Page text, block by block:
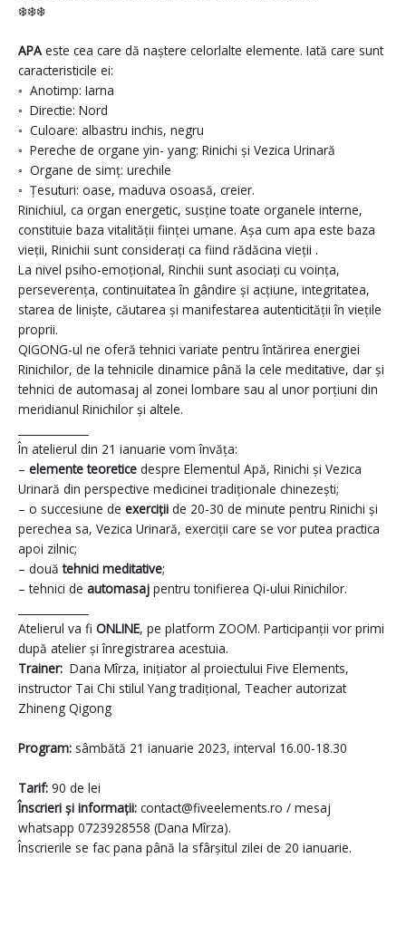
❄️❄️❄️
APA este cea care dă naștere celorlalte elemente. Iată care sunt
caracteristicile ei:
◦ Anotimp: Iarna
◦ Directie: Nord
◦ Culoare: albastru inchis, negru
◦ Pereche de organe yin- yang: Rinichi și Vezica Urinară
◦ Organe de simț: urechile
◦ Țesuturi: oase, maduva osoasă, creier.
Rinichiul, ca organ energetic, susține toate organele interne,
constituie baza vitalității ființei umane. Așa cum apa este baza
vieții, Rinichii sunt considerați ca fiind rădăcina vieții .
La nivel psiho-emoțional, Rinchii sunt asociați cu voința,
perseverența, continuitatea în gândire și acțiune, integritatea,
starea de liniște, căutarea și manifestarea autenticității în viețile
proprii.
QIGONG-ul ne oferă tehnici variate pentru întărirea energiei
Rinichilor, de la tehnicile dinamice până la cele meditative, dar și
tehnici de automasaj al zonei lombare sau al unor porțiuni din
meridianul Rinichilor și altele.
În atelierul din 21 ianuarie vom învăța:
– elemente teoretice despre Elementul Apă, Rinichi și Vezica
Urinară din perspective medicinei tradiționale chinezești;
– o succesiune de exerciții de 20-30 de minute pentru Rinichi și
perechea sa, Vezica Urinară, exerciții care se vor putea practica
apoi zilnic;
– douătehnici meditative;
– tehnici de automasaj pentru tonifierea Qi-ului Rinichilor.
Atelierul va fi ONLINE, pe platform ZOOM. Participanții vor primi
după atelier și înregistrarea acestuia.
Trainer: Dana Mîrza, inițiator al proiectului Five Elements,
instructor Tai Chi stilul Yang tradițional, Teacher autorizat
Zhineng Qigong
Program: sâmbătă 21 ianuarie 2023, interval 16.00-18.30
Tarif: 90 de lei
Înscrieri și informații: contact@fiveelements.ro / mesaj
whatsapp 0723928558 (Dana Mîrza).
Înscrierile se fac pana până la sfârșitul zilei de 20 ianuarie.